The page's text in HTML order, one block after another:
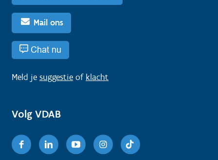
Mail ons
Chat nu
Meld je suggestie of klacht
Volg VDAB
FacebookLinkedinYoutubeInstagram